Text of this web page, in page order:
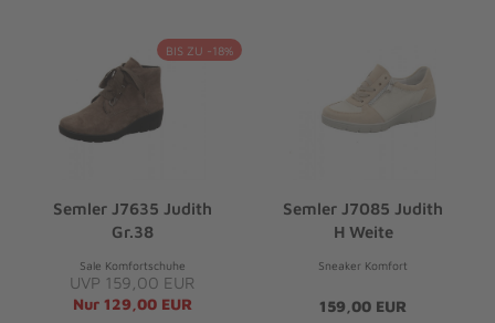
BIS ZU -18%
Semler J7635 Judith
Gr.38
Sale Komfortschuhe
UVP 159,00 EUR
Nur 129,00 EUR
Semler J7085 Judith
H Weite
Sneaker Komfort
159,00 EUR